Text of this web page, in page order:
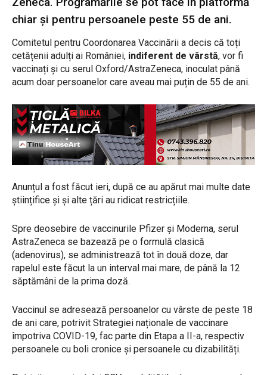
chiar și pentru persoanele peste 55 de ani.
Comitetul pentru Coordonarea Vaccinării a decis că toți
cetățenii adulți ai României, indiferent de vârstă, vor fi
vaccinați și cu serul Oxford/AstraZeneca, inoculat până
acum doar persoanelor care aveau mai puțin de 55 de ani.
Anunțul a fost făcut ieri, după ce au apărut mai multe date
științifice și și alte țări au ridicat restricțiile.
Spre deosebire de vaccinurile Pfizer și Moderna, serul
AstraZeneca se bazează pe o formulă clasică
(adenovirus), se administrează tot în două doze, dar
rapelul este făcut la un interval mai mare, de până la 12
săptămâni de la prima doză.
Vaccinul se adresează persoanelor cu vârste de peste 18
de ani care, potrivit Strategiei naționale de vaccinare
împotriva COVID-19, fac parte din Etapa a II-a, respectiv
persoanele cu boli cronice și persoanele cu dizabilități.